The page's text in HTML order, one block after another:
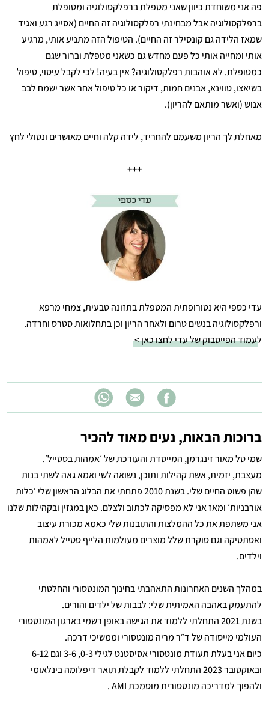
פה אני משוחדת כיוון שאני מטפלת ברפלקסולוגיה ומטופלת
ברפלקסולוגיה אבל מבחינתי רפלקסולוגיה זה החיים (אסייג רגע ואגיד
שמאז הלידה גם קונסילר זה החיים). הטיפול הזה מתניע אותי, מרגיע
אותי ומחייה אותי כל פעם מחדש גם כשאני מטפלת וברור שגם
כמטופלת. לא אוהבות רפלקסולוגיה? אין בעיה! לכי לקבל עיסוי, טיפול
בשיאצו, טווינא, אבנים חמות, דיקור או כל טיפול אחר אשר ישמח לבב
אנוש (ואשר מותאם להריון).
מאחלת לך הריון משעמם להחריד, לידה קלה וחיים מאושרים ונטולי לחץ
+++
עדי כספי היא נטורופתית המטפלת בתזונה טבעית, צמחי מרפא
ורפלקסולוגיה בנשים טרום ולאחר הריון וכן בתחלואות סטרס וחרדה.
לעמוד הפייסבוק של עדי לחצו כאן >
ברוכות הבאות, נעים מאוד להכיר
שמי טל מאור זינגרמן, המייסדת והעורכת של ׳אמהות בסטייל׳.
מעצבת, יזמית, אשת קהילות ותוכן, נשואה לשי ואמא גאה לשתי בנות
שהן פשוט החיים שלי. בשנת 2010 פתחתי את הבלוג הראשון שלי ׳כלות
אורבניות׳ ומאז אני לא מפסיקה לכתוב ולצלם. כאן במגזין ובקהילות שלנו
אני משתפת את כל ההמלצות והתובנות שלי כאמא מכורת עיצוב
ואסתטיקה וגם סוקרת שלל מוצרים מעולמות הלייף סטייל לאמהות
וילדים.
במהלך השנים האחרונות התאהבתי בחינוך המונטסורי והחלטתי
להתעמק באהבה האמיתית שלי: לבבות של ילדים והורים.
בשנת 2021 התחלתי ללמוד את הגישה באופן רשמי בארגון המונטסורי
העולמי מייסודה של ד״ר מריה מונטסורי וממשיכי דרכה.
כיום אני בעלת תעודת מונטסורי אסיסטנט לגילי 0-3, 3-6 וגם 6-12
ובאוקטובר 2023 התחלתי ללמוד לקבלת תואר דיפלומה בינלאומי
ולהפוך למדריכה מונטסורית מוסמכת AMI .